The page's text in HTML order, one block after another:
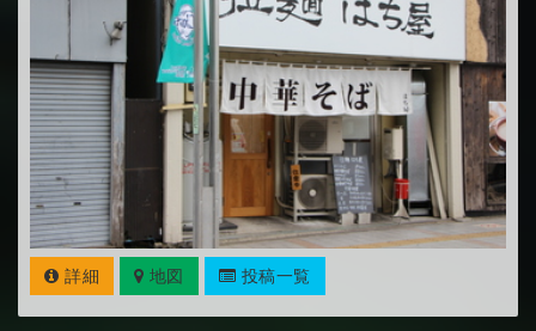
詳細 地図 投稿一覧